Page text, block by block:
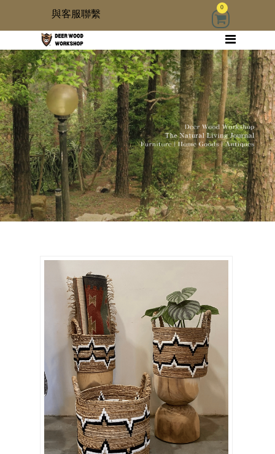
家具
木雜貨
生活器具
古物道具
居家修繕道具材料
與客服聯繫
0